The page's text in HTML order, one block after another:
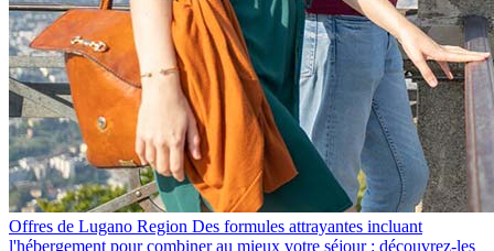
Offres de Lugano Region Des formules attrayantes incluant
l'hébergement pour combiner au mieux votre séjour : découvrez-les